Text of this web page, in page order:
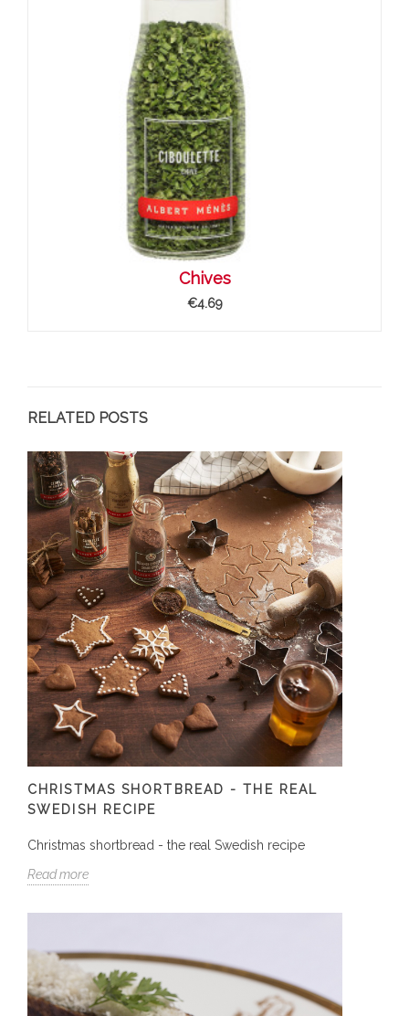
Chives
€4.69
RELATED POSTS
CHRISTMAS SHORTBREAD - THE REAL
SWEDISH RECIPE
Christmas shortbread - the real Swedish recipe
Read more